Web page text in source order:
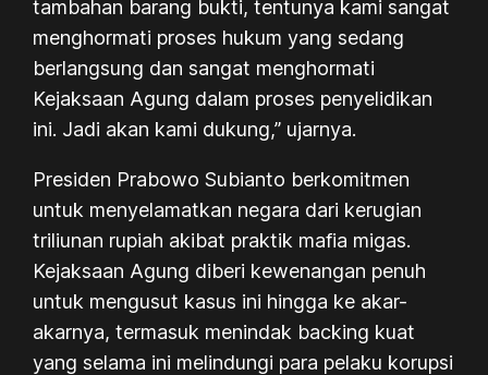
tambahan barang bukti, tentunya kami sangat
menghormati proses hukum yang sedang
berlangsung dan sangat menghormati
Kejaksaan Agung dalam proses penyelidikan
ini. Jadi akan kami dukung,” ujarnya.
Presiden Prabowo Subianto berkomitmen
untuk menyelamatkan negara dari kerugian
triliunan rupiah akibat praktik mafia migas.
Kejaksaan Agung diberi kewenangan penuh
untuk mengusut kasus ini hingga ke akar-
akarnya, termasuk menindak backing kuat
yang selama ini melindungi para pelaku korupsi